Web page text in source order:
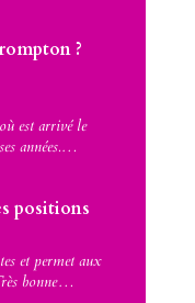
?
est arrivé le
années.…
positions
et permet aux
bonne…